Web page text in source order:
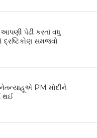
પેઢી કરતાં વધુ
સમજવો
PM મોદીને
થઈ